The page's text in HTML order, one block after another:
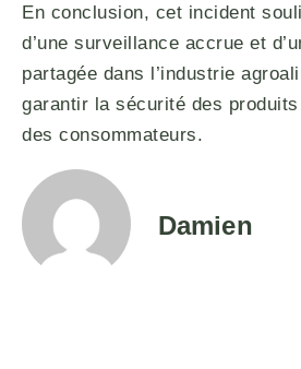
En conclusion, cet incident
d’une surveillance accrue et
partagée dans l’industrie
garantir la sécurité des
des consommateurs.
Damien